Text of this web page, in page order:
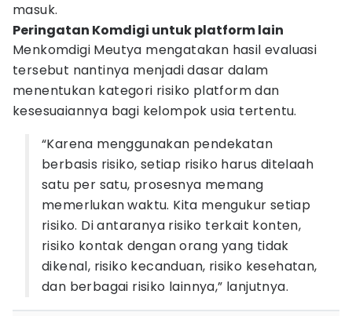
masuk.
Peringatan Komdigi untuk platform lain
Menkomdigi Meutya mengatakan hasil evaluasi
tersebut nantinya menjadi dasar dalam
menentukan kategori risiko platform dan
kesesuaiannya bagi kelompok usia tertentu.
“Karena menggunakan pendekatan
berbasis risiko, setiap risiko harus ditelaah
satu per satu, prosesnya memang
memerlukan waktu. Kita mengukur setiap
risiko. Di antaranya risiko terkait konten,
risiko kontak dengan orang yang tidak
dikenal, risiko kecanduan, risiko kesehatan,
dan berbagai risiko lainnya,” lanjutnya.